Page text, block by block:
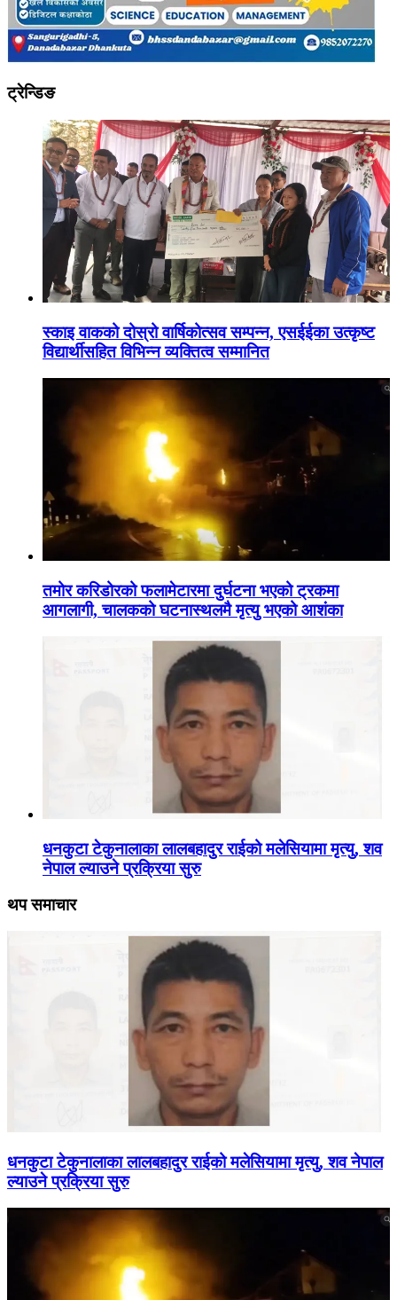
ट्रेन्डिङ
स्काइ वाकको दोस्रो वार्षिकोत्सव सम्पन्न, एसईईका उत्कृष्ट
विद्यार्थीसहित विभिन्न व्यक्तित्व सम्मानित
तमोर करिडोरको फलामेटारमा दुर्घटना भएको ट्रकमा
आगलागी, चालकको घटनास्थलमै मृत्यु भएको आशंका
धनकुटा टेकुनालाका लालबहादुर राईको मलेसियामा मृत्यु, शव
नेपाल ल्याउने प्रक्रिया सुरु
थप समाचार
धनकुटा टेकुनालाका लालबहादुर राईको मलेसियामा मृत्यु, शव नेपाल
ल्याउने प्रक्रिया सुरु